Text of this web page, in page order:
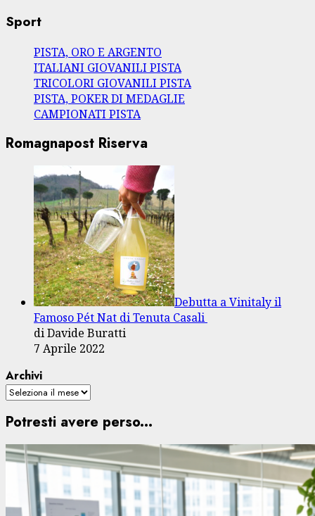
Sport
PISTA, ORO E ARGENTO
ITALIANI GIOVANILI PISTA
TRICOLORI GIOVANILI PISTA
PISTA, POKER DI MEDAGLIE
CAMPIONATI PISTA
Romagnapost Riserva
Debutta a Vinitaly il
Famoso Pét Nat di Tenuta Casali
di Davide Buratti
7 Aprile 2022
Archivi
Potresti avere perso...